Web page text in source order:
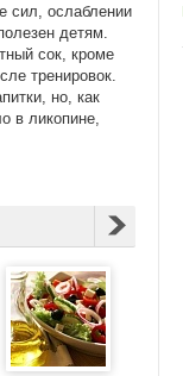
сил, ослаблении
детям.
сок, кроме
тренировок.
но, как
в ликопине,